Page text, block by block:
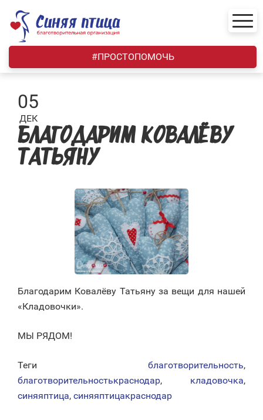
content
#ПРОСТОПОМОЧЬ
05
ДЕК
БЛАГОДАРИМ КОВАЛЁВУ
ТАТЬЯНУ
Благодарим Ковалёву Татьяну за вещи для нашей
«Кладовочки».
МЫ РЯДОМ!
Теги благотворительность,
благотворительностькраснодар, кладовочка,
синяяптица, синяяптицакраснодар